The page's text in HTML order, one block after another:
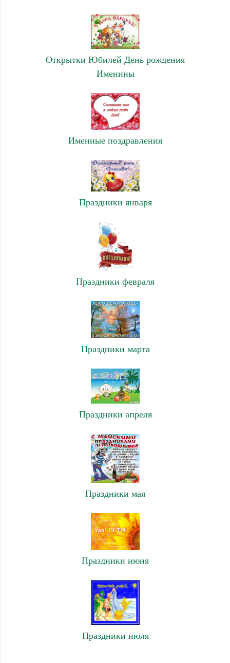
Открытки Юбилей День рождения
Именины
Именные поздравления
Праздники января
Праздники февраля
Праздники марта
Праздники апреля
Праздники мая
Праздники июня
Праздники июля